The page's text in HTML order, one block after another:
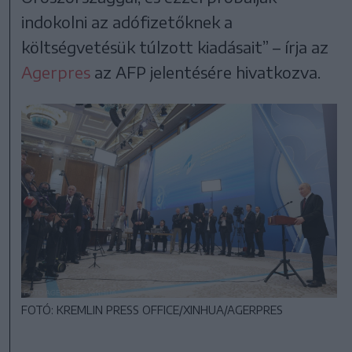
indokolni az adófizetőknek a
költségvetésük túlzott kiadásait” – írja az
Agerpres az AFP jelentésére hivatkozva.
FOTÓ: KREMLIN PRESS OFFICE/XINHUA/AGERPRES